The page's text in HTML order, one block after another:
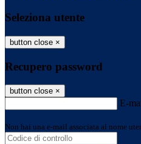
Seleziona utente
button close ×
Recupero password
button close ×
E-
Non hai una e-mail associata al nome